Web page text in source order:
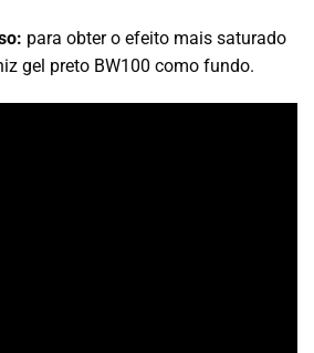
para obter o efeito mais saturado
gel preto BW100 como fundo.